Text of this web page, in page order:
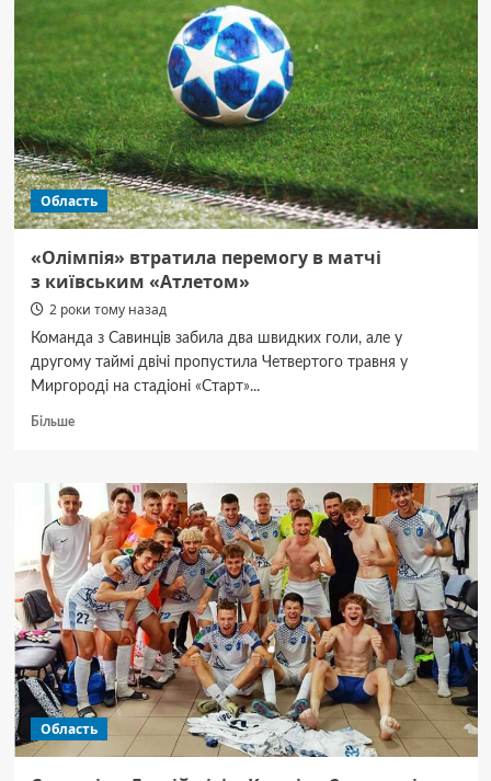
15-
річну
дівчину:
обставини
смерті
встановлює
поліція
Область
«Олімпія» втратила перемогу в матчі
з київським «Атлетом»
2 роки тому назад
Команда з Савинців забила два швидких голи, але у
другому таймі двічі пропустила Четвертого травня у
Миргороді на стадіоні «Старт»...
БільшеДокладніше
втратила
перемогу
в матчі
з київським
«Атлетом»
Область